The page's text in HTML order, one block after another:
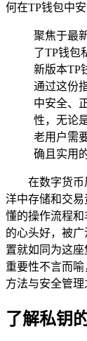
何在TP钱包中
聚焦于最
了TP钱包
新版本TP
通过这份
中安全、
性，无论
老用户需
确且实用
在数字货
洋中存储和交
懂的操作流程
的心头好，被
置就如同为这
重要性不言而
方法与安全管理
了解私钥